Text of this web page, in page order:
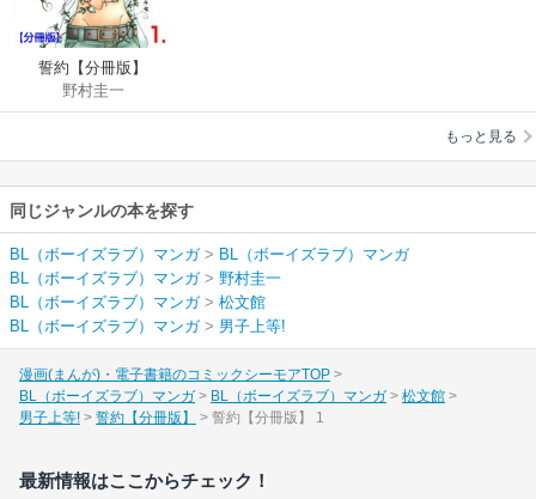
誓約【分冊版】
野村圭一
もっと見る
同じジャンルの本を探す
BL（ボーイズラブ）マンガ> BL（ボーイズラブ）マンガ
BL（ボーイズラブ）マンガ> 野村圭一
BL（ボーイズラブ）マンガ> 松文館
BL（ボーイズラブ）マンガ> 男子上等!
漫画(まんが)・電子書籍のコミックシーモアTOP
BL（ボーイズラブ）マンガ
BL（ボーイズラブ）マンガ
松文館
男子上等!
誓約【分冊版】 誓約【分冊版】 1
最新情報はここからチェック！